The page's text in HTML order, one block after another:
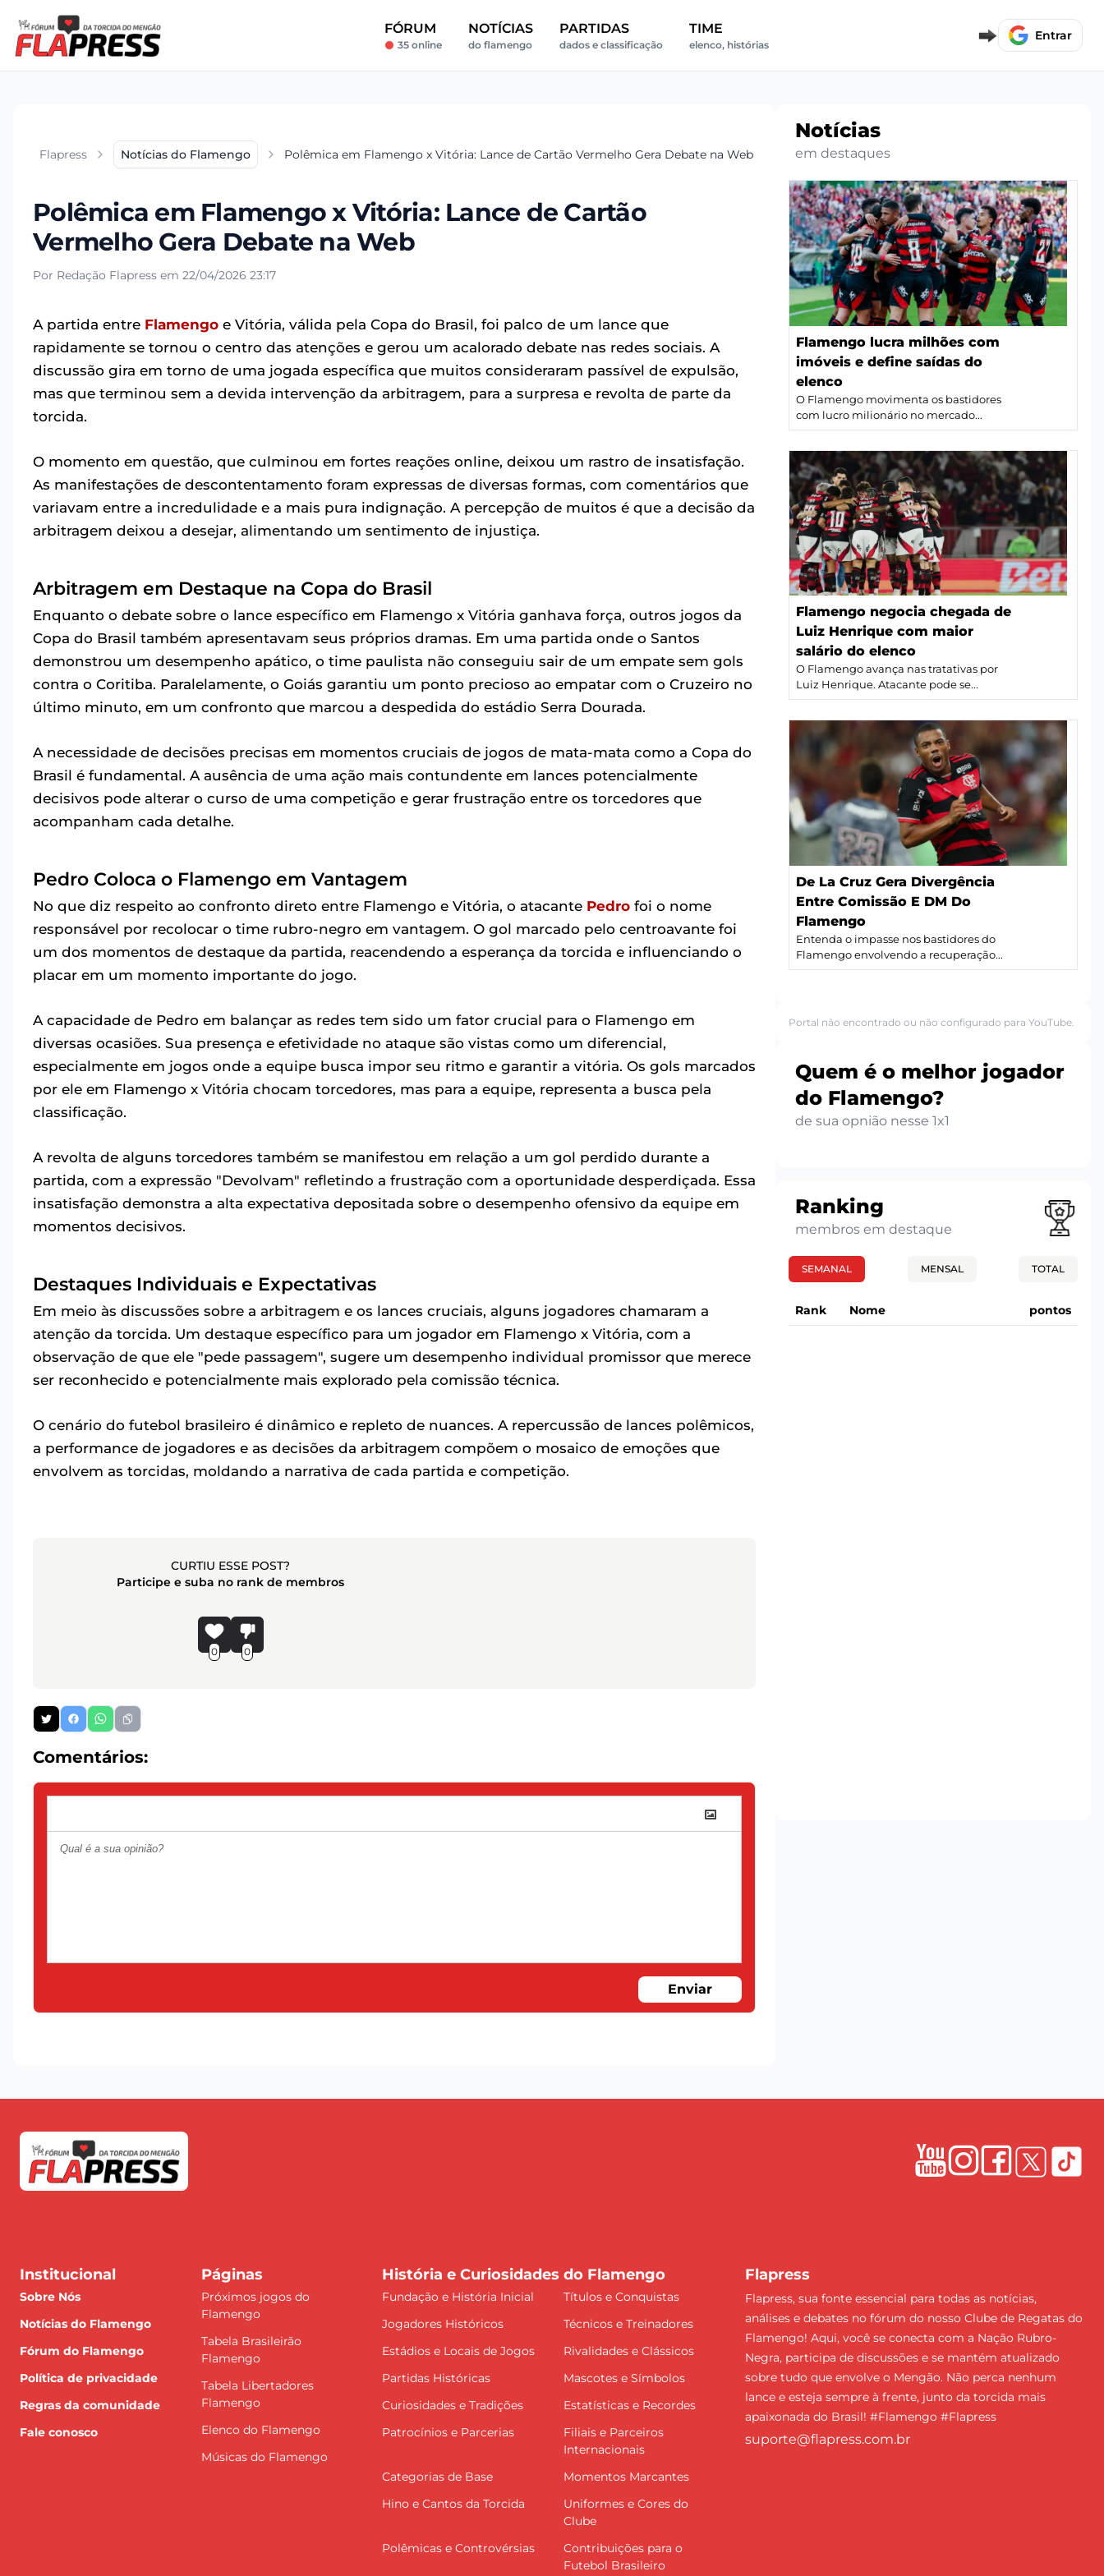
FÓRUM
35 online
NOTÍCIAS
do flamengo
PARTIDAS
dados e classificação
TIME
elenco, histórias
Entrar
Flapress Notícias do Flamengo Polêmica em Flamengo x Vitória: Lance de Cartão Vermelho Gera Debate na Web
Polêmica em Flamengo x Vitória: Lance de Cartão
Vermelho Gera Debate na Web
Por Redação Flapress em 22/04/2026 23:17
A partida entre Flamengo e Vitória, válida pela Copa do Brasil, foi palco de um lance que
rapidamente se tornou o centro das atenções e gerou um acalorado debate nas redes sociais. A
discussão gira em torno de uma jogada específica que muitos consideraram passível de expulsão,
mas que terminou sem a devida intervenção da arbitragem, para a surpresa e revolta de parte da
torcida.
O momento em questão, que culminou em fortes reações online, deixou um rastro de insatisfação.
As manifestações de descontentamento foram expressas de diversas formas, com comentários que
variavam entre a incredulidade e a mais pura indignação. A percepção de muitos é que a decisão da
arbitragem deixou a desejar, alimentando um sentimento de injustiça.
Arbitragem em Destaque na Copa do Brasil
Enquanto o debate sobre o lance específico em Flamengo x Vitória ganhava força, outros jogos da
Copa do Brasil também apresentavam seus próprios dramas. Em uma partida onde o Santos
demonstrou um desempenho apático, o time paulista não conseguiu sair de um empate sem gols
contra o Coritiba. Paralelamente, o Goiás garantiu um ponto precioso ao empatar com o Cruzeiro no
último minuto, em um confronto que marcou a despedida do estádio Serra Dourada.
A necessidade de decisões precisas em momentos cruciais de jogos de mata-mata como a Copa do
Brasil é fundamental. A ausência de uma ação mais contundente em lances potencialmente
decisivos pode alterar o curso de uma competição e gerar frustração entre os torcedores que
acompanham cada detalhe.
Pedro Coloca o Flamengo em Vantagem
No que diz respeito ao confronto direto entre Flamengo e Vitória, o atacante Pedro foi o nome
responsável por recolocar o time rubro-negro em vantagem. O gol marcado pelo centroavante foi
um dos momentos de destaque da partida, reacendendo a esperança da torcida e influenciando o
placar em um momento importante do jogo.
A capacidade de Pedro em balançar as redes tem sido um fator crucial para o Flamengo em
diversas ocasiões. Sua presença e efetividade no ataque são vistas como um diferencial,
especialmente em jogos onde a equipe busca impor seu ritmo e garantir a vitória. Os gols marcados
por ele em Flamengo x Vitória chocam torcedores, mas para a equipe, representa a busca pela
classificação.
A revolta de alguns torcedores também se manifestou em relação a um gol perdido durante a
partida, com a expressão "Devolvam" refletindo a frustração com a oportunidade desperdiçada. Essa
insatisfação demonstra a alta expectativa depositada sobre o desempenho ofensivo da equipe em
momentos decisivos.
Destaques Individuais e Expectativas
Em meio às discussões sobre a arbitragem e os lances cruciais, alguns jogadores chamaram a
atenção da torcida. Um destaque específico para um jogador em Flamengo x Vitória, com a
observação de que ele "pede passagem", sugere um desempenho individual promissor que merece
ser reconhecido e potencialmente mais explorado pela comissão técnica.
O cenário do futebol brasileiro é dinâmico e repleto de nuances. A repercussão de lances polêmicos,
a performance de jogadores e as decisões da arbitragem compõem o mosaico de emoções que
envolvem as torcidas, moldando a narrativa de cada partida e competição.
CURTIU ESSE POST?
Participe e suba no rank de membros
0 0
Comentários:
Enviar
Notícias
em destaques
Flamengo lucra milhões com
imóveis e define saídas do
elenco
O Flamengo movimenta os bastidores
com lucro milionário no mercado...
Flamengo negocia chegada de
Luiz Henrique com maior
salário do elenco
O Flamengo avança nas tratativas por
Luiz Henrique. Atacante pode se...
De La Cruz Gera Divergência
Entre Comissão E DM Do
Flamengo
Entenda o impasse nos bastidores do
Flamengo envolvendo a recuperação...
Portal não encontrado ou não configurado para YouTube.
Quem é o melhor jogador
do Flamengo?
de sua opnião nesse 1x1
Ranking
membros em destaque
SEMANAL MENSAL TOTAL
Rank Nome pontos
Institucional
Sobre Nós
Notícias do Flamengo
Fórum do Flamengo
Política de privacidade
Regras da comunidade
Fale conosco
Páginas
Próximos jogos do
Flamengo
Tabela Brasileirão
Flamengo
Tabela Libertadores
Flamengo
Elenco do Flamengo
Músicas do Flamengo
História e Curiosidades do Flamengo
Fundação e História Inicial
Títulos e Conquistas
Jogadores Históricos
Técnicos e Treinadores
Estádios e Locais de Jogos
Rivalidades e Clássicos
Partidas Históricas
Mascotes e Símbolos
Curiosidades e Tradições
Estatísticas e Recordes
Patrocínios e Parcerias
Filiais e Parceiros
Internacionais
Categorias de Base
Momentos Marcantes
Hino e Cantos da Torcida
Uniformes e Cores do
Clube
Polêmicas e Controvérsias
Contribuições para o
Futebol Brasileiro
Flapress
Flapress, sua fonte essencial para todas as notícias,
análises e debates no fórum do nosso Clube de Regatas do
Flamengo! Aqui, você se conecta com a Nação Rubro-
Negra, participa de discussões e se mantém atualizado
sobre tudo que envolve o Mengão. Não perca nenhum
lance e esteja sempre à frente, junto da torcida mais
apaixonada do Brasil! #Flamengo #Flapress
suporte@flapress.com.br